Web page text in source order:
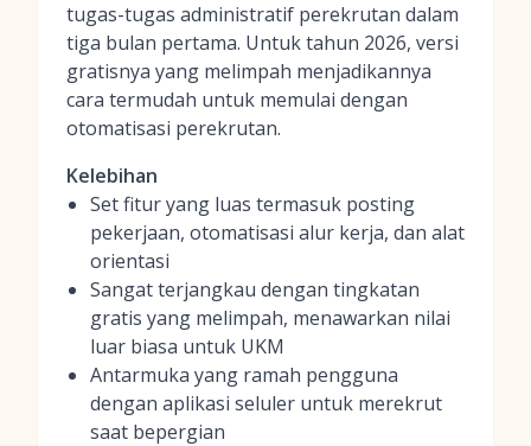
tugas-tugas administratif perekrutan dalam
tiga bulan pertama. Untuk tahun 2026, versi
gratisnya yang melimpah menjadikannya
cara termudah untuk memulai dengan
otomatisasi perekrutan.
Kelebihan
Set fitur yang luas termasuk posting
pekerjaan, otomatisasi alur kerja, dan alat
orientasi
Sangat terjangkau dengan tingkatan
gratis yang melimpah, menawarkan nilai
luar biasa untuk UKM
Antarmuka yang ramah pengguna
dengan aplikasi seluler untuk merekrut
saat bepergian